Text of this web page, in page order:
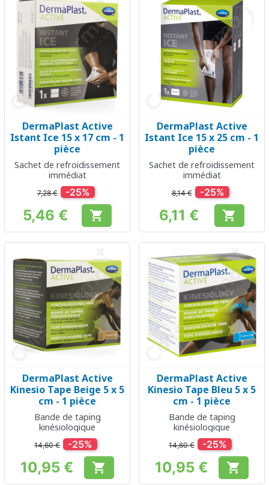
DermaPlast Active
Istant Ice 15 x 17 cm - 1
pièce
Sachet de refroidissement
immédiat
7,28 € -25%
Prix
5,46 € 
DermaPlast Active
Istant Ice 15 x 25 cm - 1
pièce
Sachet de refroidissement
immédiat
8,14 € -25%
Prix
6,11 € 
DermaPlast Active
Kinesio Tape Beige 5 x 5
cm - 1 pièce
Bande de taping
kinésiologique
14,60 € -25%
Prix
10,95 € 
DermaPlast Active
Kinesio Tape Bleu 5 x 5
cm - 1 pièce
Bande de taping
kinésiologique
14,60 € -25%
Prix
10,95 € 